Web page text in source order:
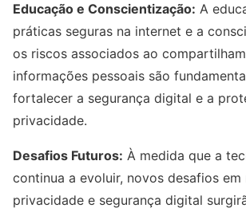
Educação e Conscientização: A
práticas seguras na internet e a
os riscos associados ao
informações pessoais são
fortalecer a segurança digital e a
privacidade.
Desafios Futuros: À medida que a
continua a evoluir, novos desafios em
privacidade e segurança digital